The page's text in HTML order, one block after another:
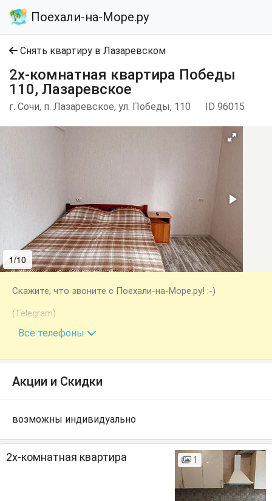
Поехали-на-Море.ру
Снять квартиру в Лазаревском
2х-комнатная квартира Победы
110, Лазаревское
г. Сочи, п. Лазаревское, ул. Победы, 110 ID 96015
1/10
Скажите, что звоните с Поехали-на-Море.ру! :-)
(Telegram)
+7 (988) 401-33-13
Все телефоны
Акции и Скидки
возможны индивидуально
2х-комнатная квартира 1